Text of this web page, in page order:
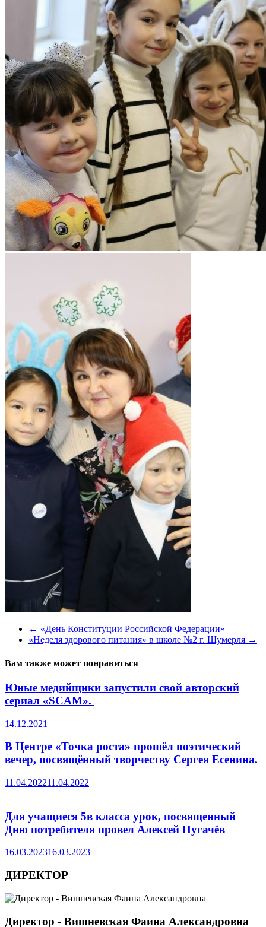
← «День Конституции Российской Федерации»
«Неделя здорового питания» в школе №2 г. Шумерля →
Вам также может понравиться
Юные медийщики запустили свой авторский
сериал «SCAM».
14.12.2021
В Центре «Точка роста» прошёл поэтический
вечер, посвящённый творчеству Сергея Есенина.
11.04.202211.04.2022
Для учащиеся 5в класса урок, посвященный
Дню потребителя провел Алексей Пугачёв
16.03.202316.03.2023
ДИРЕКТОР
Директор - Вишневская Фаина Александровна